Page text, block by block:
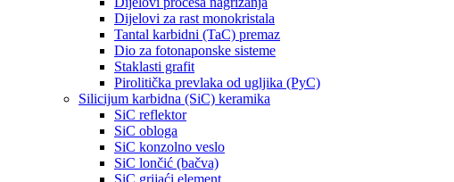
Dijelovi za rast monokristala
Tantal karbidni (TaC) premaz
Dio za fotonaponske sisteme
Staklasti grafit
Pirolitička prevlaka od ugljika (PyC)
Silicijum karbidna (SiC) keramika
SiC reflektor
SiC obloga
SiC konzolno veslo
SiC lončić (bačva)
SiC grijaći element